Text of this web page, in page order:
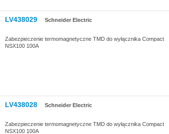
LV438029 Schneider Electric
Zabezpieczenie termomagnetyczne TMD do wyłącznika Compact
NSX100 100A
LV438028 Schneider Electric
Zabezpieczenie termomagnetyczne TMD do wyłącznika Compact
NSX100 100A